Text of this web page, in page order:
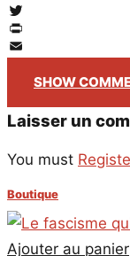
Facebook
Twitter
PrintFriendly
Email
SHOW
Laisser un
You must
Boutique
Ajouter au panier